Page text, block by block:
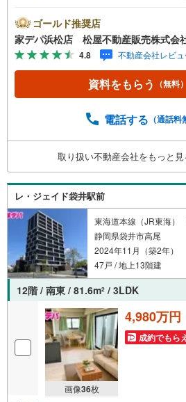
コニー■2路線利用可能でアクセ
株式会社 家デパのつよみ●・浜
まで幅広い物件を取り扱ってい
まかせください。新築戸建、中
土地をお客様のご希望に合わ
古物件のリフォーム実績多数
入より低コストで、新築同様
ろってご来場ください。・営
30分 （定休日:水曜日）この時
わせがスムーズにご案内でき
ッチ！もしくはお気軽にお電話
ゴールド推奨店
家デパ浜松店 松屋不動産販売株式会
4.8 不動産会社レビ
資料をもらう （無料）
電話する （通話料
取り扱い不動産会社をもっと見
レ・ジェイド袋井駅前
東海道本線（JR東海）
静岡県袋井市高尾
2024年11月（築2年）
47戸 / 地上13階建
12階 / 南東 / 81.6m2 / 3LDK
画像36枚
4,980万円
成約でもら